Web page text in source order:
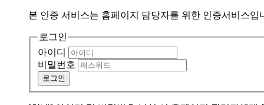
본 인증 서비스는 홈페이지 담당자를 위한 인증서비스입
로그인
아이디
비밀번호
로그인